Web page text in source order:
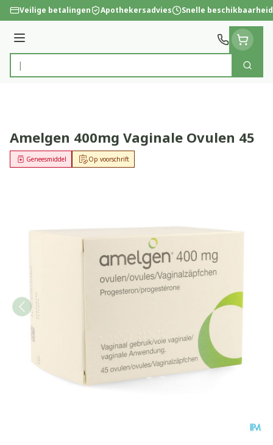
Ga naar de inhoud
Veilige betalingen Apothekersadvies Snelle beschikbaarheid
Menu
Product, merk, categorie...
Zoek
Amelgen 400mg Vaginale Ovulen 45
Op voorschrift
Geneesmiddel